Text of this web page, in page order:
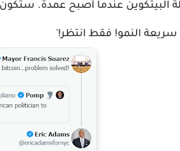
البيتكوين عندما أصبح عمدة.
سريعة النمو! فقط انتظر!'